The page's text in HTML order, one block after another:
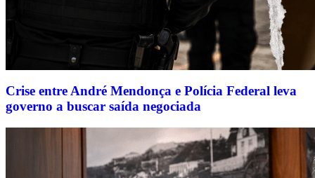
Crise entre André Mendonça e Polícia Federal leva
governo a buscar saída negociada